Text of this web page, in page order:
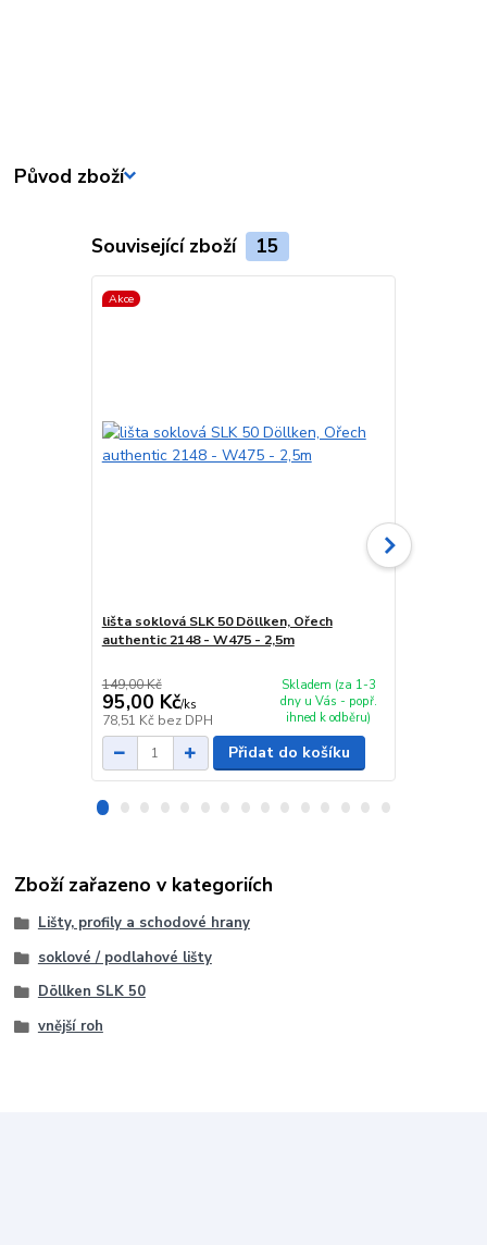
Původ zboží
Související zboží 15
Akce
lišta soklová SLK 50 Döllken, Ořech
authentic 2148 - W475 - 2,5m
149,00 Kč
95,00 Kč/ks
78,51 Kč bez DPH
Skladem (za 1-3
dny u Vás - popř.
ihned k odběru)
Přidat do košíku
Zboží zařazeno v kategoriích
Lišty, profily a schodové hrany
soklové / podlahové lišty
Döllken SLK 50
vnější roh